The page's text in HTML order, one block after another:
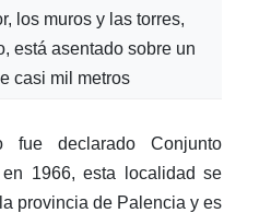
los muros y las torres,
está asentado sobre un
casi mil metros
fue declarado Conjunto
1966, esta localidad se
provincia de Palencia y es